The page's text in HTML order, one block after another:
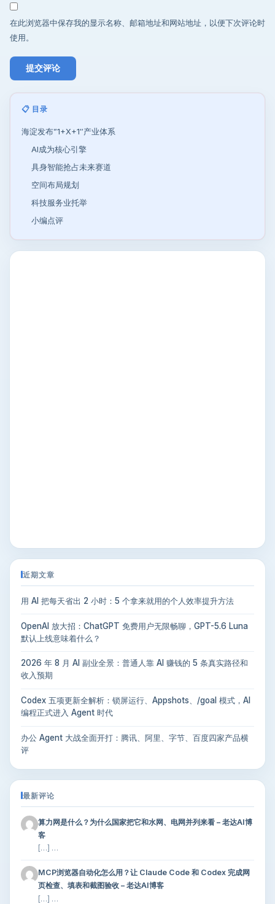
在此浏览器中保存我的显示名称、邮箱地址和网站地址，以便下次评论时
使用。
📋 目录
海淀发布”1+X+1″产业体系
AI成为核心引擎
具身智能抢占未来赛道
空间布局规划
科技服务业托举
小编点评
近期文章
用 AI 把每天省出 2 小时：5 个拿来就用的个人效率提升方法
OpenAI 放大招：ChatGPT 免费用户无限畅聊，GPT-5.6 Luna
默认上线意味着什么？
2026 年 8 月 AI 副业全景：普通人靠 AI 赚钱的 5 条真实路径和
收入预期
Codex 五项更新全解析：锁屏运行、Appshots、/goal 模式，AI
编程正式进入 Agent 时代
办公 Agent 大战全面开打：腾讯、阿里、字节、百度四家产品横
评
最新评论
算力网是什么？为什么国家把它和水网、电网并列来看 – 老达AI博
客
[…] …
MCP浏览器自动化怎么用？让 Claude Code 和 Codex 完成网
页检查、填表和截图验收 – 老达AI博客
[…] …